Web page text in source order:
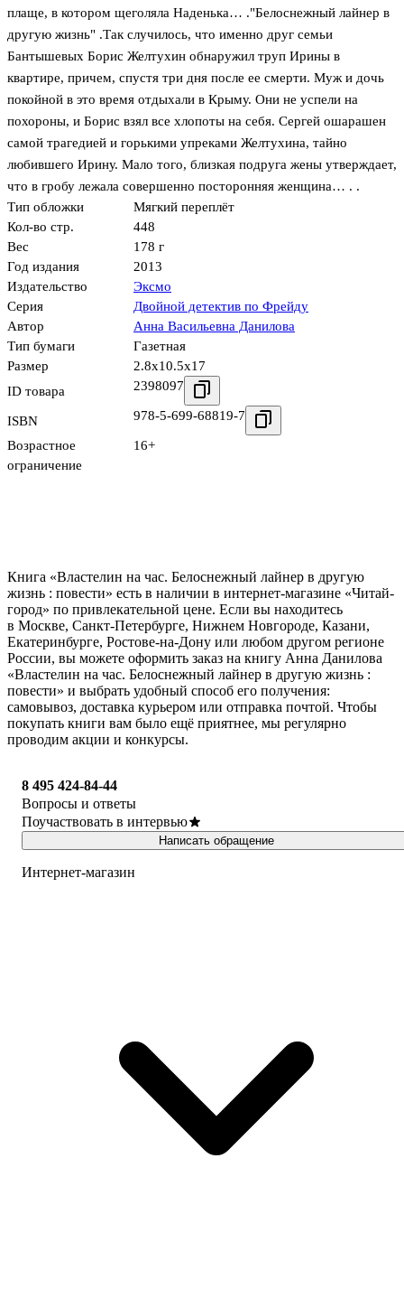
плаще, в котором щеголяла Наденька… ."Белоснежный лайнер в
другую жизнь" .Так случилось, что именно друг семьи
Бантышевых Борис Желтухин обнаружил труп Ирины в
квартире, причем, спустя три дня после ее смерти. Муж и дочь
покойной в это время отдыхали в Крыму. Они не успели на
похороны, и Борис взял все хлопоты на себя. Сергей ошарашен
самой трагедией и горькими упреками Желтухина, тайно
любившего Ирину. Мало того, близкая подруга жены утверждает,
что в гробу лежала совершенно посторонняя женщина… . .
Тип обложки
Мягкий переплёт
Кол-во стр.
448
Вес
178 г
Год издания
2013
Издательство
Эксмо
Серия
Двойной детектив по Фрейду
Автор
Анна Васильевна Данилова
Тип бумаги
Газетная
Размер
2.8x10.5x17
ID товара
2398097
ISBN 978-5-699-68819-7
Возрастное
ограничение
16+
Книга «Властелин на час. Белоснежный лайнер в другую
жизнь : повести» есть в наличии в интернет-магазине «Читай-
город» по привлекательной цене. Если вы находитесь
в Москве, Санкт-Петербурге, Нижнем Новгороде, Казани,
Екатеринбурге, Ростове-на-Дону или любом другом регионе
России, вы можете оформить заказ на книгу Анна Данилова
«Властелин на час. Белоснежный лайнер в другую жизнь :
повести» и выбрать удобный способ его получения:
самовывоз, доставка курьером или отправка почтой. Чтобы
покупать книги вам было ещё приятнее, мы регулярно
проводим акции и конкурсы.
8 495 424-84-44
Вопросы и ответы
Поучаствовать в интервью
Написать обращение
Интернет-магазин